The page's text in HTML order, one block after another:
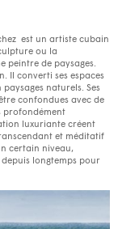
est un artiste cubain
ou la
peintre de paysages.
Il converti ses espaces
naturels. Ses
confondues avec de
profondément
luxuriante créent
et méditatif
certain niveau,
longtemps pour